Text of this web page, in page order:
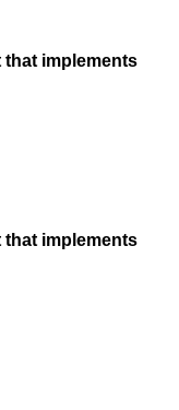
that implements
that implements